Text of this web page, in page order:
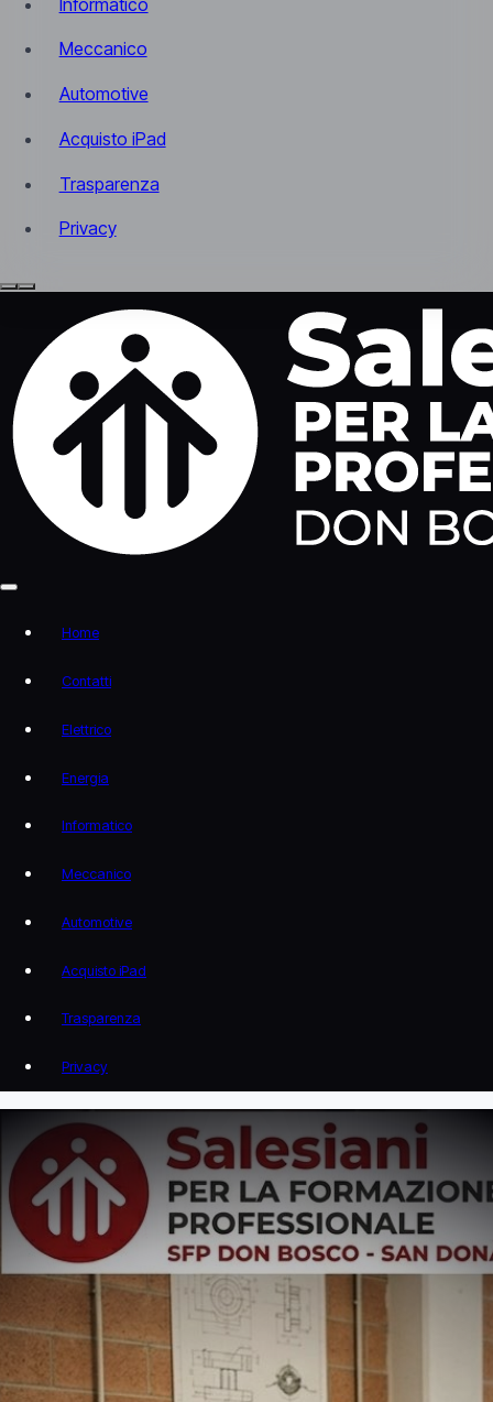
Meccanico
Automotive
Acquisto iPad
Trasparenza
Privacy
Home
Contatti
Elettrico
Energia
Informatico
Meccanico
Automotive
Acquisto iPad
Trasparenza
Privacy